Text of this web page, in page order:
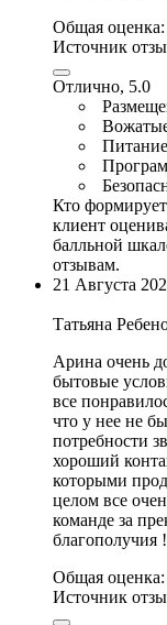
Общая оценка:
Источник
Отлично, 5.0
Питание
Кто
клиент
балльной
отзывам.
21 Августа
Татьяна
Арина очень
бытовые
все
что у нее не
потребности
хороший
которыми
целом все
команде за
благополучия !
Общая оценка:
Источник